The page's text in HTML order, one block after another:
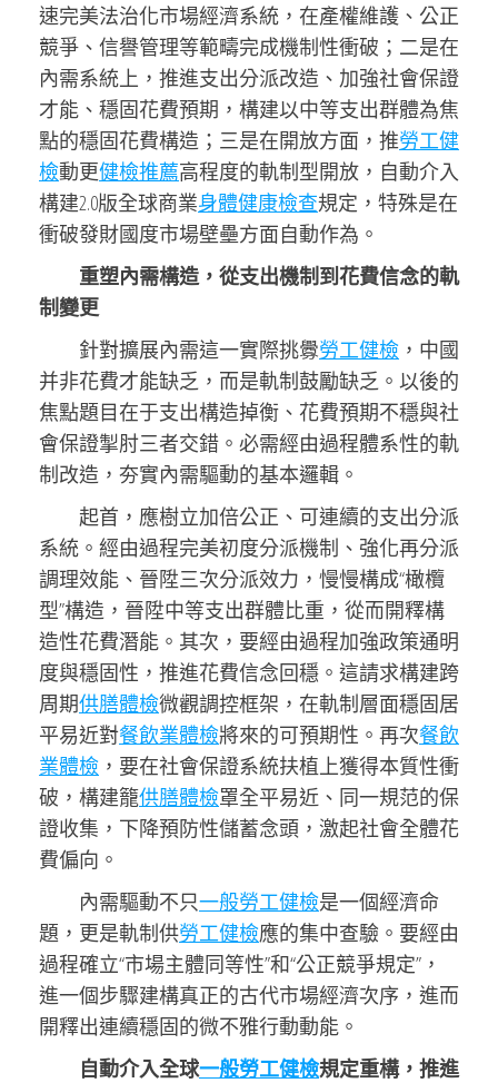
速完美法治化市場經濟系統，在產權維護、公正
競爭、信譽管理等範疇完成機制性衝破；二是在
內需系統上，推進支出分派改造、加強社會保證
才能、穩固花費預期，構建以中等支出群體為焦
點的穩固花費構造；三是在開放方面，推勞工健
檢動更健檢推薦高程度的軌制型開放，自動介入
構建2.0版全球商業身體健康檢查規定，特殊是在
衝破發財國度市場壁壘方面自動作為。
重塑內需構造，從支出機制到花費信念的軌
制變更
針對擴展內需這一實際挑釁勞工健檢 ，中國
并非花費才能缺乏，而是軌制鼓勵缺乏。以後的
焦點題目在于支出構造掉衡、花費預期不穩與社
會保證掣肘三者交錯。必需經由過程體系性的軌
制改造，夯實內需驅動的基本邏輯。
起首，應樹立加倍公正、可連續的支出分派
系統。經由過程完美初度分派機制、強化再分派
調理效能、晉陞三次分派效力，慢慢構成“橄欖
型”構造，晉陞中等支出群體比重，從而開釋構
造性花費潛能。其次，要經由過程加強政策通明
度與穩固性，推進花費信念回穩。這請求構建跨
周期供膳體檢微觀調控框架，在軌制層面穩固居
平易近對餐飲業體檢將來的可預期性。再次餐飲
業體檢 ，要在社會保證系統扶植上獲得本質性衝
破，構建籠供膳體檢罩全平易近、同一規范的保
證收集，下降預防性儲蓄念頭，激起社會全體花
費偏向。
內需驅動不只一般勞工健檢是一個經濟命
題，更是軌制供勞工健檢應的集中查驗。要經由
過程確立“市場主體同等性”和“公正競爭規定”，
進一個步驟建構真正的古代市場經濟次序，進而
開釋出連續穩固的微不雅行動動能。
自動介入全球一般勞工健檢規定重構，推進